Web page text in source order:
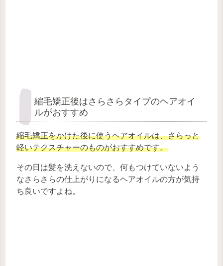
縮毛矯正後はさらさらタイプのヘアオイ
ルがおすすめ
縮毛矯正をかけた後に使うヘアオイルは、さらっと
軽いテクスチャーのものがおすすめです。
その日は髪を洗えないので、何もつけていないよう
なさらさらの仕上がりになるヘアオイルの方が気持
ち良いですよね。